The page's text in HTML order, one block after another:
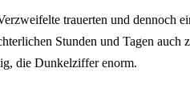
trauerten und dennoch
Stunden und Tagen
die Dunkelziffer enorm.